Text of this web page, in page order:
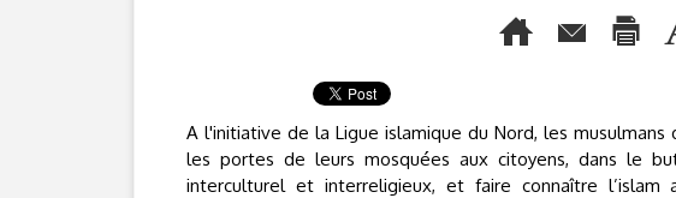
A l'initiative de la Ligue islamique du Nord, les
les portes de leurs mosquées aux citoyens, dans le
interculturel et interreligieux, et faire connaître l’islam